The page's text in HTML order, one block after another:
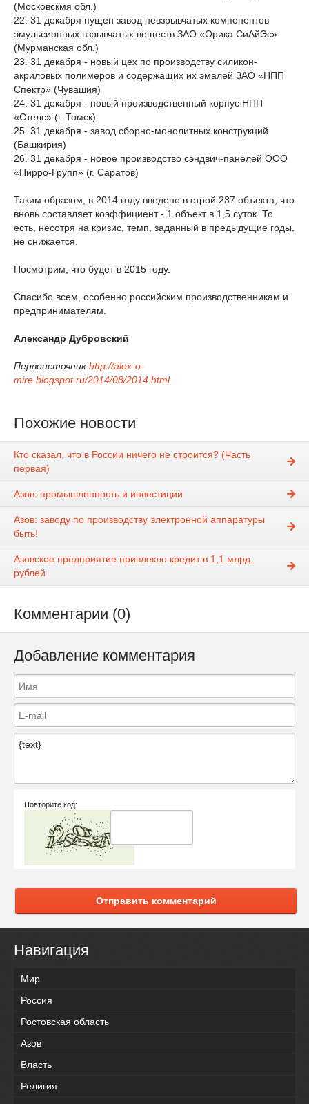
(Московскмя обл.)
22. 31 декабря пущен завод невзрывчатых компонентов
эмульсионных взрывчатых веществ ЗАО «Орика СиАйЭс»
(Мурманская обл.)
23. 31 декабря - новый цех по производству силикон-
акриловых полимеров и содержащих их эмалей ЗАО «НПП
Спектр» (Чувашия)
24. 31 декабря - новый производственный корпус НПП
«Стелс» (г. Томск)
25. 31 декабря - завод сборно-монолитных конструкций
(Башкирия)
26. 31 декабря - новое производство сэндвич-панелей ООО
«Пирро-Групп» (г. Саратов)
Таким образом, в 2014 году введено в строй 237 объекта, что
вновь составляет коэффициент - 1 объект в 1,5 суток. То
есть, несотря на кризис, темп, заданный в предыдущие годы,
не снижается.
Посмотрим, что будет в 2015 году.
Спасибо всем, особенно российским производственникам и
предпринимателям.
Александр Дубровский
Первоисточник http://alex-o-
mire.blogspot.ru/2014/08/2014.html
Похожие новости
Кто сказал, что в России ничего не строится? (Часть
первая)
Азов: промышленность и инвестиции
Азов: заводу по производству электронной аппаратуры
быть!
Азовское предприятие привлекло кредит в 1,1 млрд.
рублей
Комментарии (0)
Добавление комментария
Повторите код:
Отправить комментарий
Навигация
Мир
Россия
Ростовская область
Азов
Власть
Религия